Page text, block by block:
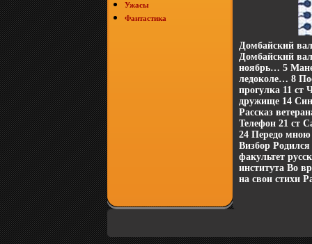
Ужасы
Фантастика
Домбайский
Домбайский
ноябрь… 5
ледоколе… 8
прогулка 11 ст
дружище 14
Рассказ
Телефон 21 ст
24 Передо
Визбор
факультет
института Во
на свои стихи